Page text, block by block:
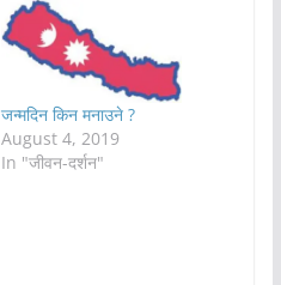
जन्मदिन किन मनाउने ?
August 4, 2019
In "जीवन-दर्शन"